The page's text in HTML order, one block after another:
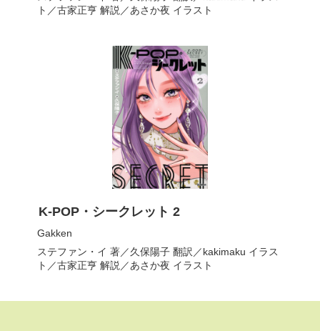
ト／古家正亨解説／あさか夜 イラスト
K-POP・シークレット 2
Gakken
ステファン・イ 著／久保陽子翻訳／kakimaku イラス
ト／古家正亨解説／あさか夜 イラスト